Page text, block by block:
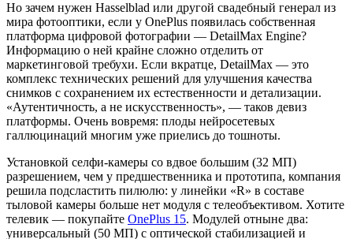
Но зачем нужен Hasselblad или другой свадебный генерал из
мира фотооптики, если у OnePlus появилась собственная
платформа цифровой фотографии — DetailMax Engine?
Информацию о ней крайне сложно отделить от
маркетинговой требухи. Если вкратце, DetailMax — это
комплекс технических решений для улучшения качества
снимков с сохранением их естественности и детализации.
«Аутентичность, а не искусственность», — таков девиз
платформы. Очень вовремя: плоды нейросетевых
галлюцинаций многим уже приелись до тошноты.
Установкой селфи-камеры со вдвое большим (32 МП)
разрешением, чем у предшественника и прототипа, компания
решила подсластить пилюлю: у линейки «R» в составе
тыловой камеры больше нет модуля с телеобъективом. Хотите
телевик — покупайте OnePlus 15. Модулей отныне два:
универсальный (50 МП) с оптической стабилизацией и